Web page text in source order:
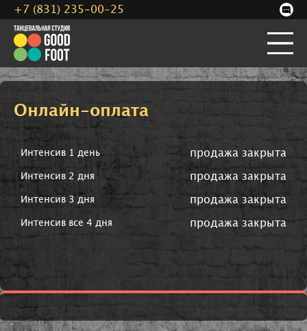
Онлайн-оплата
Интенсив 1 день продажа закрыта
Интенсив 2 дня продажа закрыта
Интенсив 3 дня продажа закрыта
Интенсив все 4 дня продажа закрыта
+7 (831) 235-00-25